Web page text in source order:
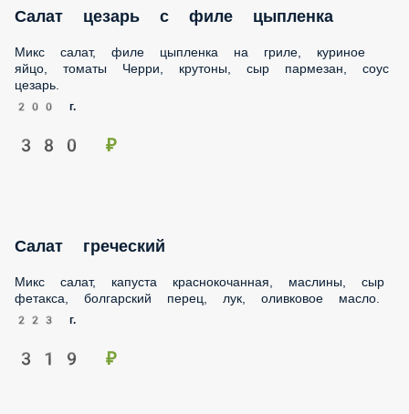
Салат цезарь с филе цыпленка
Микс салат, филе цыпленка на гриле, куриное яйцо,
томаты Черри, крутоны, сыр пармезан, соус цезарь.
200 г.
фетакса, болгарский перец, лук, оливковое масло.
223 г.